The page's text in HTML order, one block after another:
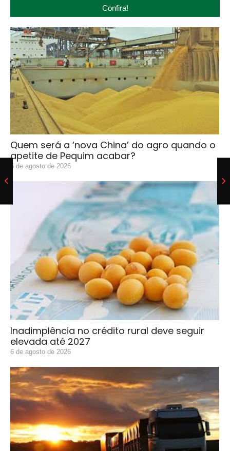
Confira!
Quem será a ‘nova China’ do agro quando o
apetite de Pequim acabar?
6 de agosto de 2026
Inadimplência no crédito rural deve seguir
elevada até 2027
6 de agosto de 2026